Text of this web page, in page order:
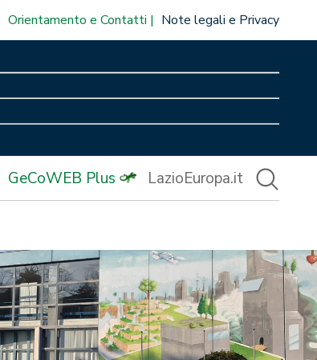
Orientamento e Contatti Note legali e Privacy
GeCoWEB Plus LazioEuropa.it